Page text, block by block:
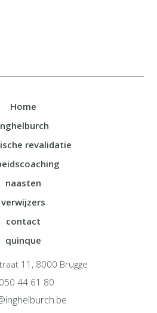
Home
revalidatie
naasten
verwijzers
contact
quinque
11, 8000 Brugge
44 61 80